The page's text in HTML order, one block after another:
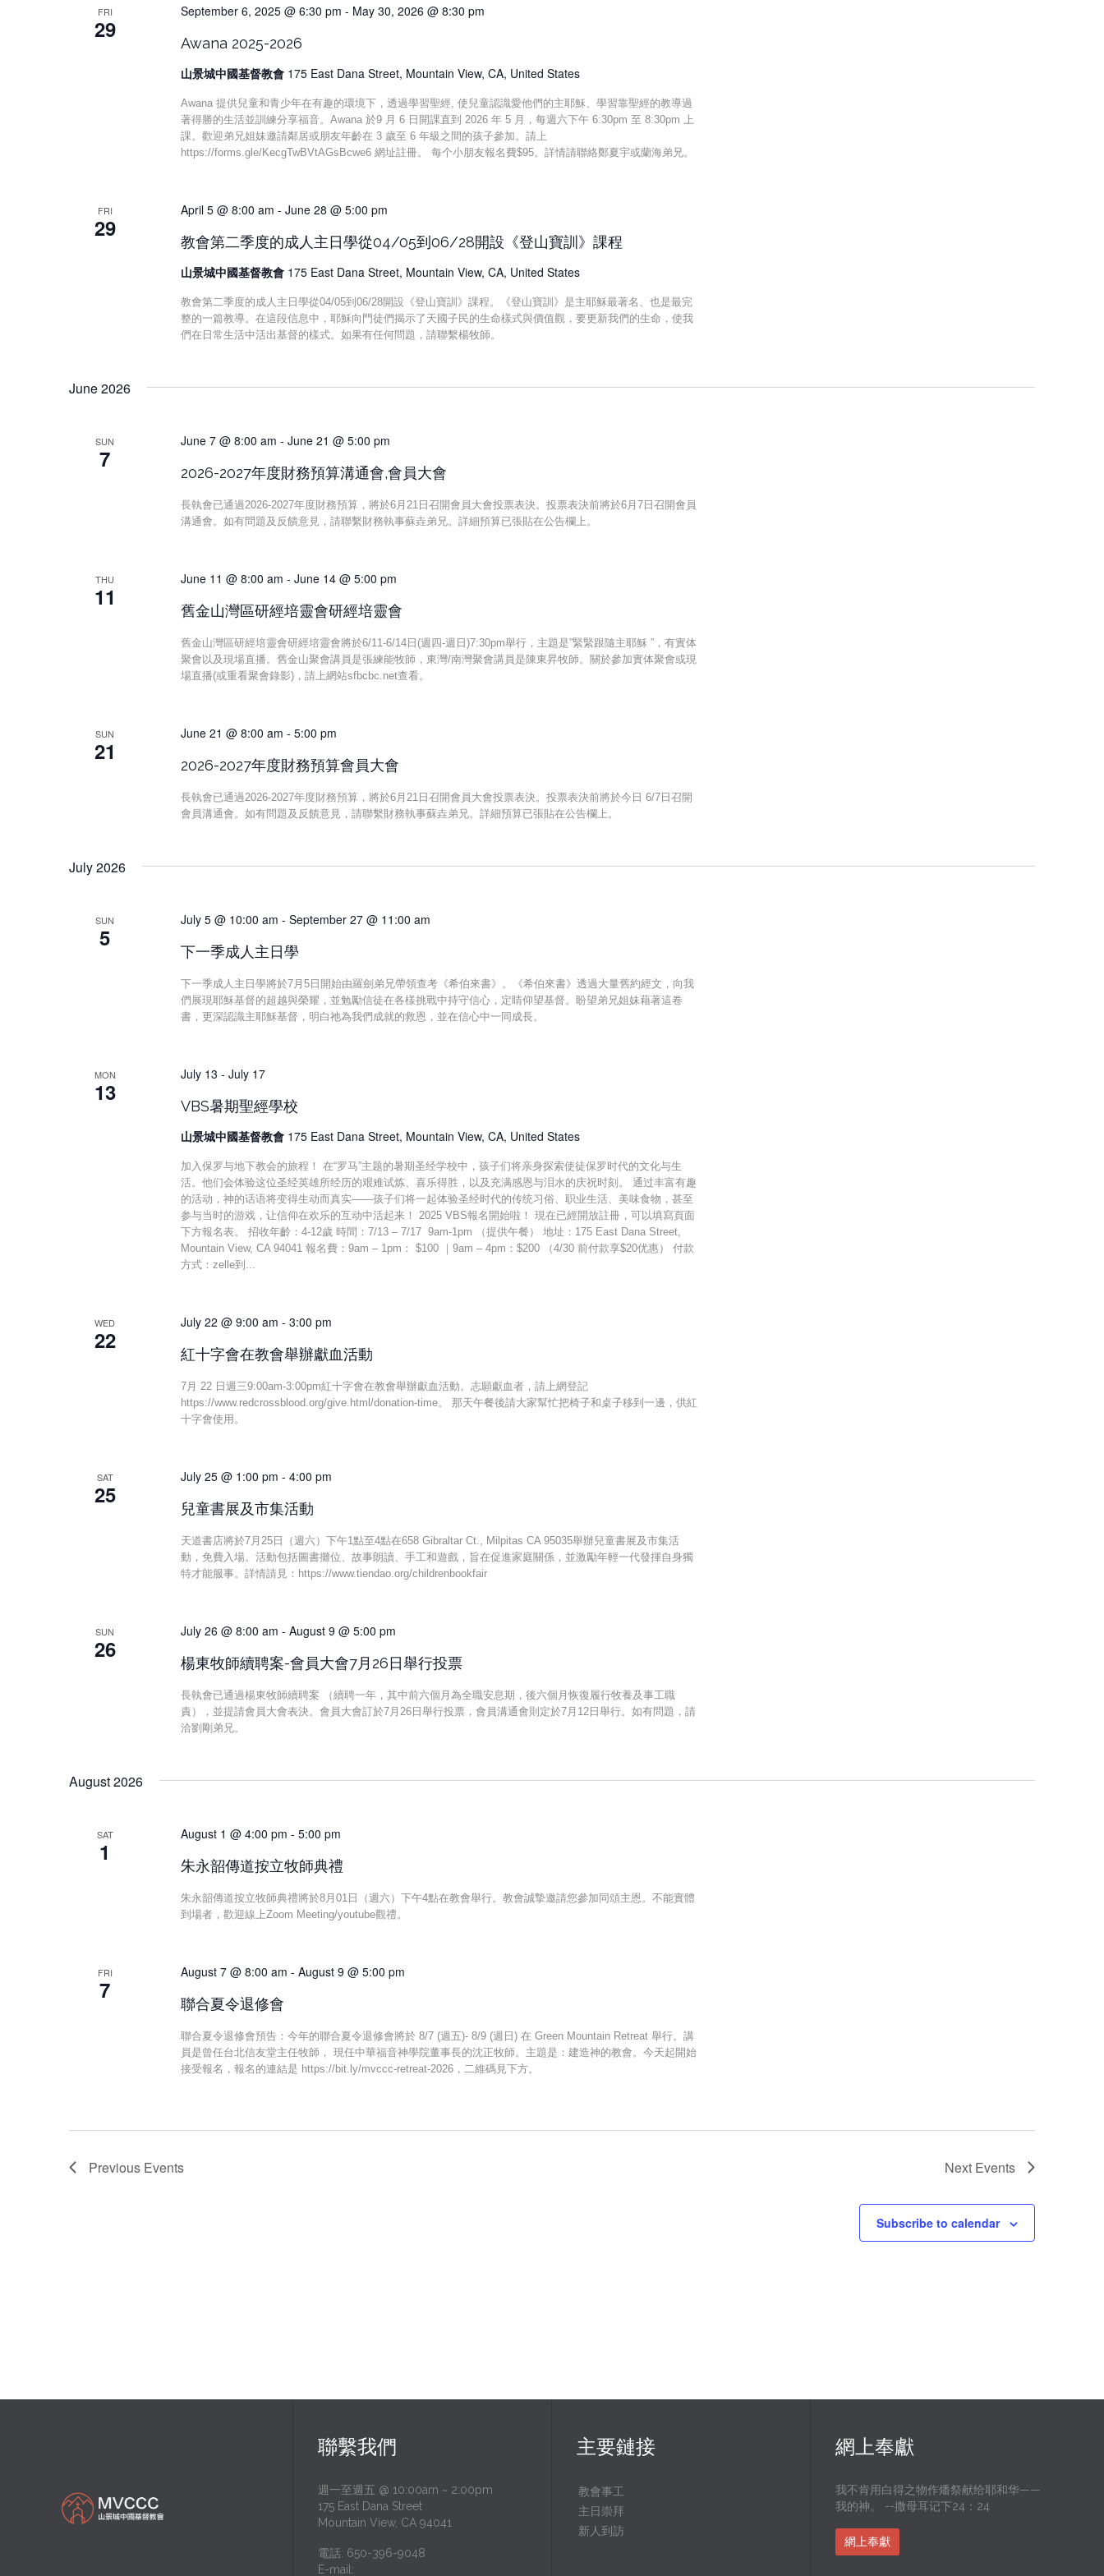
FRI
29
Awana 2025-2026
September 6, 2025 @ 6:30 pm - May 30, 2026 @ 8:30 pm
山景城中國基督教會 175 East Dana Street, Mountain View, CA, United States
Awana 提供兒童和青少年在有趣的環境下，透過學習聖經, 使兒童認識愛他們的主耶穌、學習靠聖經的教導過
著得勝的生活並訓練分享福音。Awana 於9 月 6 日開課直到 2026 年 5 月，每週六下午 6:30pm 至 8:30pm 上
課。歡迎弟兄姐妹邀請鄰居或朋友年齡在 3 歲至 6 年級之間的孩子參加。請上
https://forms.gle/KecgTwBVtAGsBcwe6 網址註冊。 每个小朋友報名費$95。詳情請聯絡鄭夏宇或蘭海弟兄。
FRI
29
教會第二季度的成人主日學從04/05到06/28開設《登山寶訓》課程
April 5 @ 8:00 am - June 28 @ 5:00 pm
山景城中國基督教會 175 East Dana Street, Mountain View, CA, United States
教會第二季度的成人主日學從04/05到06/28開設《登山寶訓》課程。《登山寶訓》是主耶穌最著名、也是最完
整的一篇教導。在這段信息中，耶穌向門徒們揭示了天國子民的生命樣式與價值觀，要更新我們的生命，使我
們在日常生活中活出基督的樣式。如果有任何問題，請聯繫楊牧師。
June 2026
SUN
7
2026-2027年度財務預算溝通會,會員大會
June 7 @ 8:00 am - June 21 @ 5:00 pm
長執會已通過2026-2027年度財務預算，將於6月21日召開會員大會投票表決。投票表決前將於6月7日召開會員
溝通會。如有問題及反饋意見，請聯繫財務執事蘇垚弟兄。詳細預算已張貼在公告欄上。
THU
11
舊金山灣區研經培靈會研經培靈會
June 11 @ 8:00 am - June 14 @ 5:00 pm
舊金山灣區研經培靈會研經培靈會將於6/11-6/14日(週四-週日)7:30pm舉行，主題是”緊緊跟隨主耶穌 ”，有實体
聚會以及現場直播。舊金山聚會講員是張練能牧師，東灣/南灣聚會講員是陳東昇牧師。關於參加實体聚會或現
場直播(或重看聚會錄影)，請上網站sfbcbc.net查看。
SUN
21
2026-2027年度財務預算會員大會
June 21 @ 8:00 am - 5:00 pm
長執會已通過2026-2027年度財務預算，將於6月21日召開會員大會投票表決。投票表決前將於今日 6/7日召開
會員溝通會。如有問題及反饋意見，請聯繫財務執事蘇垚弟兄。詳細預算已張貼在公告欄上。
July 2026
SUN
5
下一季成人主日學
July 5 @ 10:00 am - September 27 @ 11:00 am
下一季成人主日學將於7月5日開始由羅劍弟兄帶領查考《希伯來書》。《希伯來書》透過大量舊約經文，向我
們展現耶穌基督的超越與榮耀，並勉勵信徒在各樣挑戰中持守信心，定睛仰望基督。盼望弟兄姐妹藉著這卷
書，更深認識主耶穌基督，明白祂為我們成就的救恩，並在信心中一同成長。
MON
13
VBS暑期聖經學校
July 13 - July 17
山景城中國基督教會 175 East Dana Street, Mountain View, CA, United States
加入保罗与地下教会的旅程！ 在“罗马”主题的暑期圣经学校中，孩子们将亲身探索使徒保罗时代的文化与生
活。他们会体验这位圣经英雄所经历的艰难试炼、喜乐得胜，以及充满感恩与泪水的庆祝时刻。 通过丰富有趣
的活动，神的话语将变得生动而真实——孩子们将一起体验圣经时代的传统习俗、职业生活、美味食物，甚至
参与当时的游戏，让信仰在欢乐的互动中活起来！ 2025 VBS報名開始啦！ 現在已經開放註冊，可以填寫頁面
下方報名表。 招收年齡：4-12歲 時間：7/13 – 7/17 9am-1pm （提供午餐） 地址：175 East Dana Street,
Mountain View, CA 94041 報名費：9am – 1pm： $100 ｜9am – 4pm：$200 （4/30 前付款享$20优惠） 付款
方式：zelle到...
WED
22
紅十字會在教會舉辦獻血活動
July 22 @ 9:00 am - 3:00 pm
7月 22 日週三9:00am-3:00pm紅十字會在教會舉辦獻血活動。志願獻血者，請上網登記
https://www.redcrossblood.org/give.html/donation-time。 那天午餐後請大家幫忙把椅子和桌子移到一邊，供紅
十字會使用。
SAT
25
兒童書展及市集活動
July 25 @ 1:00 pm - 4:00 pm
天道書店將於7月25日（週六）下午1點至4點在658 Gibraltar Ct., Milpitas CA 95035舉辦兒童書展及市集活
動，免費入場。活動包括圖書攤位、故事朗讀、手工和遊戲，旨在促進家庭關係，並激勵年輕一代發揮自身獨
特才能服事。詳情請見：https://www.tiendao.org/childrenbookfair
SUN
26
楊東牧師續聘案-會員大會7月26日舉行投票
July 26 @ 8:00 am - August 9 @ 5:00 pm
長執會已通過楊東牧師續聘案 （續聘一年，其中前六個月為全職安息期，後六個月恢復履行牧養及事工職
責），並提請會員大會表決。會員大會訂於7月26日舉行投票，會員溝通會則定於7月12日舉行。如有問題，請
洽劉剛弟兄。
August 2026
SAT
1
朱永韶傳道按立牧師典禮
August 1 @ 4:00 pm - 5:00 pm
朱永韶傳道按立牧師典禮將於8月01日（週六）下午4點在教會舉行。教會誠摯邀請您參加同頌主恩。不能實體
到場者，歡迎線上Zoom Meeting/youtube觀禮。
FRI
7
聯合夏令退修會
August 7 @ 8:00 am - August 9 @ 5:00 pm
聯合夏令退修會預告：今年的聯合夏令退修會將於 8/7 (週五)- 8/9 (週日) 在 Green Mountain Retreat 舉行。講
員是曾任台北信友堂主任牧師， 現任中華福音神學院董事長的沈正牧師。主題是：建造神的教會。今天起開始
接受報名，報名的連結是 https://bit.ly/mvccc-retreat-2026，二維碼見下方。
Previous Events Next Events
Subscribe to calendar
聯繫我們
週一至週五 @ 10:00am ~ 2:00pm
175 East Dana Street
Mountain View, CA 94041
電話: 650-396-9048
E-mail:
主要鏈接
教會事工
主日崇拜
新人到訪
網上奉獻
我不肯用白得之物作燔祭献给耶和华——
我的神。 --撒母耳记下24：24
網上奉獻